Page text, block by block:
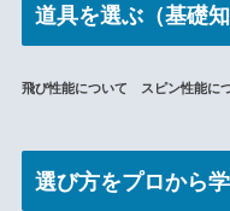
道具を選ぶ（基礎知
飛び性能について スピン性能
選び方をプロから学